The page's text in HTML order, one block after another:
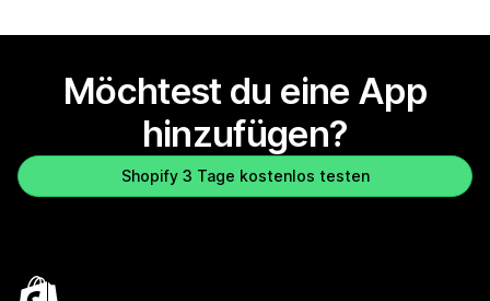
Möchtest du eine App
hinzufügen?
Shopify 3 Tage kostenlos testen